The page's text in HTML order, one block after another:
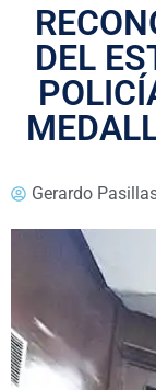
DEL
Gerardo